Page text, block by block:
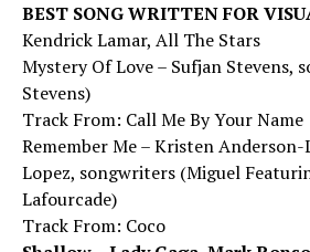
BEST SONG WRITTEN FOR
Kendrick Lamar, All The Stars
Mystery Of Love – Sufjan Stevens,
Stevens)
Track From: Call Me By Your Name
Remember Me – Kristen
Lopez, songwriters (Miguel
Lafourcade)
Track From: Coco